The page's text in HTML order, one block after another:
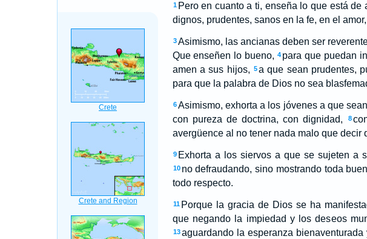
1 Pero en cuanto a ti, enseña lo que está de
dignos, prudentes, sanos en la fe, en el
3 Asimismo, las ancianas deben ser
Que enseñen lo bueno, 4 para que puedan
amen a sus hijos, 5a que sean prudentes,
para que la palabra de Dios no sea
6 Asimismo, exhorta a los jóvenes a que
con pureza de doctrina, con dignidad,
8
avergüence al no tener nada malo que decir
9 Exhorta a los siervos a que se sujeten a
10 no defraudando, sino mostrando toda
todo respecto.
11 Porque la gracia de Dios se ha
que negando la impiedad y los deseos
13 aguardando la esperanza